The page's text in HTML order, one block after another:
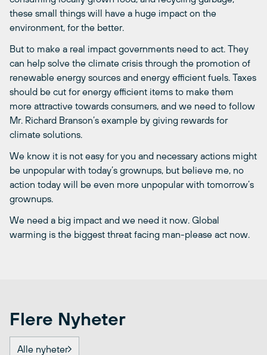
these small things will have a huge impact on the
environment, for the better.
But to make a real impact governments need to act. They
can help solve the climate crisis through the promotion of
renewable energy sources and energy efficient fuels. Taxes
should be cut for energy efficient items to make them
more attractive towards consumers, and we need to follow
Mr. Richard Branson’s example by giving rewards for
climate solutions.
We know it is not easy for you and necessary actions might
be unpopular with today’s grownups, but believe me, no
action today will be even more unpopular with tomorrow’s
grownups.
We need a big impact and we need it now. Global
warming is the biggest threat facing man-please act now.
Flere Nyheter
Alle nyheter